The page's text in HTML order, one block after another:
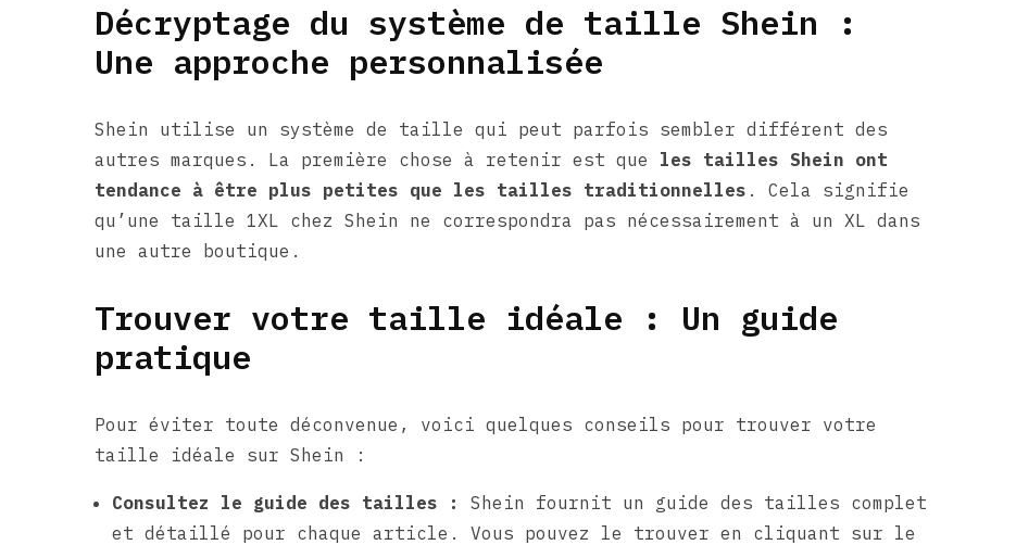
Décryptage du système de taille Shein :
Une approche personnalisée
Shein utilise un système de taille qui peut parfois sembler différent des
autres marques. La première chose à retenir est que les tailles Shein ont
tendance à être plus petites que les tailles traditionnelles . Cela signifie
qu’une taille 1XL chez Shein ne correspondra pas nécessairement à un XL dans
une autre boutique.
Trouver votre taille idéale : Un guide
pratique
Pour éviter toute déconvenue, voici quelques conseils pour trouver votre
taille idéale sur Shein :
Consultez le guide des tailles :
Shein fournit un guide des tailles complet
et détaillé pour chaque article. Vous pouvez le trouver en cliquant sur le